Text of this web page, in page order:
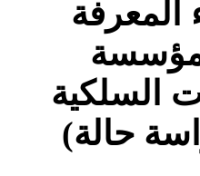
المعرفة
السلكية
حالة)